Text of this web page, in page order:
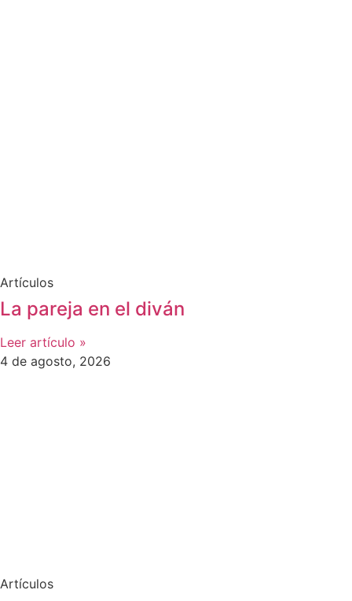
Artículos
La pareja en el diván
Leer artículo »
4 de agosto, 2026
Artículos